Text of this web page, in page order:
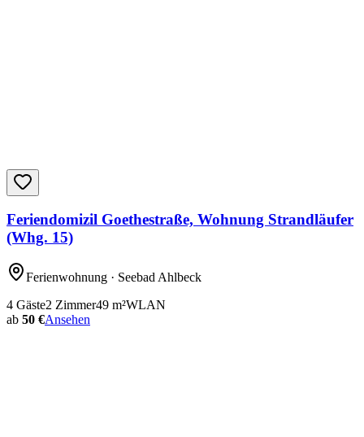
Feriendomizil Goethestraße, Wohnung Strandläufer
(Whg. 15)
Ferienwohnung · Seebad Ahlbeck
4 Gäste2 Zimmer49 m²WLAN
ab 50 €Ansehen